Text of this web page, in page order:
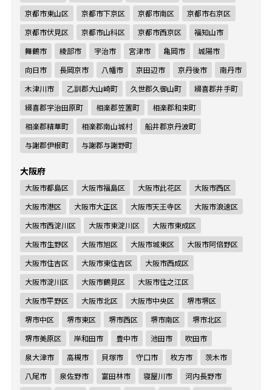
京都市東山区
京都市下京区 京都市南区
京都市右京区
京都市伏見区
京都市山科区 京都市西京区
福知山市
舞鶴市
綾部市 宇治市 宮津市 亀岡市
城陽市
向日市
長岡京市 八幡市 京田辺市 京丹後市
南丹市
木津川市
乙訓郡大山崎町 久世郡久御山町
綴喜郡井手町
綴喜郡宇治田原町
相楽郡笠置町
相楽郡和束町
相楽郡精華町
相楽郡南山城村
船井郡京丹波町
与謝郡伊根町
与謝郡与謝野町
大阪府
大阪市都島区 大阪市福島区 大阪市此花区
大阪市西区
大阪市港区
大阪市大正区 大阪市天王寺区
大阪市浪速区
大阪市西淀川区
大阪市東淀川区
大阪市東成区
大阪市生野区
大阪市旭区 大阪市城東区
大阪市阿倍野区
大阪市住吉区
大阪市東住吉区
大阪市西成区
大阪市淀川区
大阪市鶴見区
大阪市住之江区
大阪市平野区
大阪市北区 大阪市中央区
堺市堺区
堺市中区
堺市東区 堺市西区 堺市南区
堺市北区
堺市美原区
岸和田市 豊中市 池田市
吹田市
泉大津市
高槻市 貝塚市 守口市 枚方市
茨木市
八尾市
泉佐野市 富田林市 寝屋川市
河内長野市